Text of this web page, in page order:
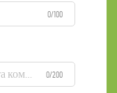
0/100
0/200